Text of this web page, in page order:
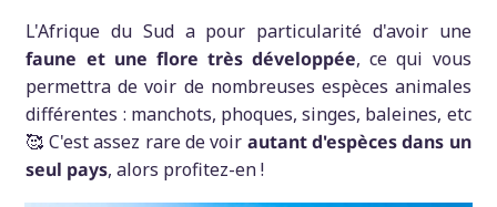
L'Afrique du Sud a pour particularité d'avoir une
faune et une flore très développée, ce qui vous
permettra de voir de nombreuses espèces animales
différentes : manchots, phoques, singes, baleines, etc
🥰 C'est assez rare de voir autant d'espèces dans un
seul pays, alors profitez-en !